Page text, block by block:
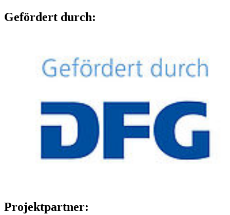
Gefördert durch:
Projektpartner: